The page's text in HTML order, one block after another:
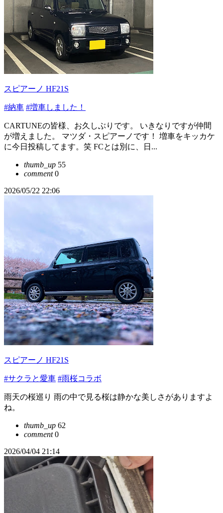
スピアーノ HF21S
#納車 #増車しました！
CARTUNEの皆様、お久しぶりです。 いきなりですが仲間
が増えました。 マツダ・スピアーノです！ 増車をキッカケ
に今日投稿してます。笑 FCとは別に、日...
thumb_up 55
comment0
2026/05/22 22:06
スピアーノ HF21S
#サクラと愛車 #雨桜コラボ
雨天の桜巡り 雨の中で見る桜は静かな美しさがありますよ
ね。
thumb_up 62
comment0
2026/04/04 21:14